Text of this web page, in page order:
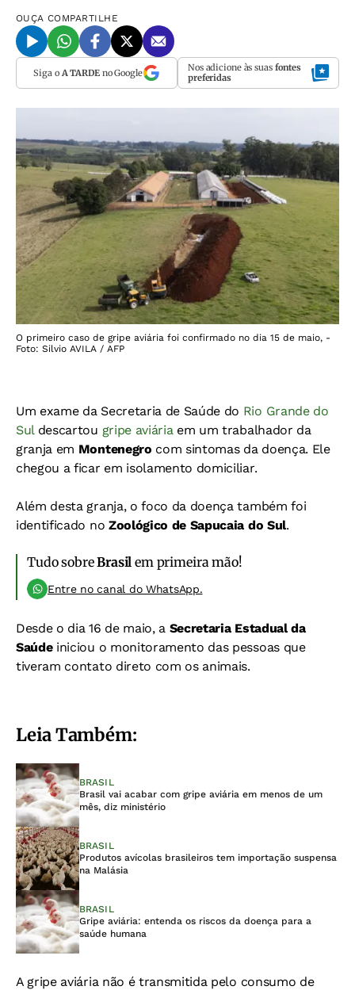
OUÇA COMPARTILHE
Siga o A TARDEno Google Nos adicione às suas fontes
preferidas
O primeiro caso de gripe aviária foi confirmado no dia 15 de maio, -
Foto: Silvio AVILA / AFP
Um exame da Secretaria de Saúde do Rio Grande do
Sul descartou gripe aviária em um trabalhador da
granja em Montenegro com sintomas da doença. Ele
chegou a ficar em isolamento domiciliar.
Além desta granja, o foco da doença também foi
identificado no Zoológico de Sapucaia do Sul.
Tudo sobreBrasil em primeira mão!
Entre no canal do WhatsApp.
Desde o dia 16 de maio, a Secretaria Estadual da
Saúdeiniciou o monitoramento das pessoas que
tiveram contato direto com os animais.
Leia Também:
BRASIL
Brasil vai acabar com gripe aviária em menos de um
mês, diz ministério
BRASIL
Produtos avícolas brasileiros tem importação suspensa
na Malásia
BRASIL
Gripe aviária: entenda os riscos da doença para a
saúde humana
A gripe aviária não é transmitida pelo consumo de